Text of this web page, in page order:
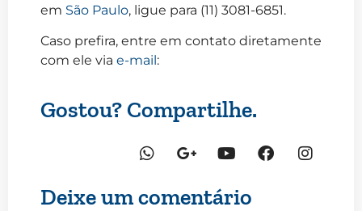
em São Paulo, ligue para (11) 3081-6851.
Caso prefira, entre em contato diretamente
com ele via e-mail :
Gostou? Compartilhe.
Deixe um comentário